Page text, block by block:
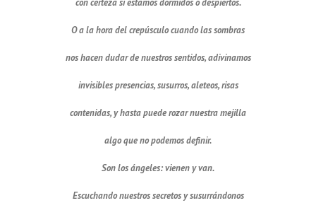
con certeza si estamos dormidos o despiertos.
O a la hora del crepúsculo cuando las sombras
nos hacen dudar de nuestros sentidos, adivinamos
invisibles presencias, susurros, aleteos, risas
contenidas, y hasta puede rozar nuestra mejilla
algo que no podemos definir.
Son los ángeles: vienen y van.
Escuchando nuestros secretos y susurrándonos